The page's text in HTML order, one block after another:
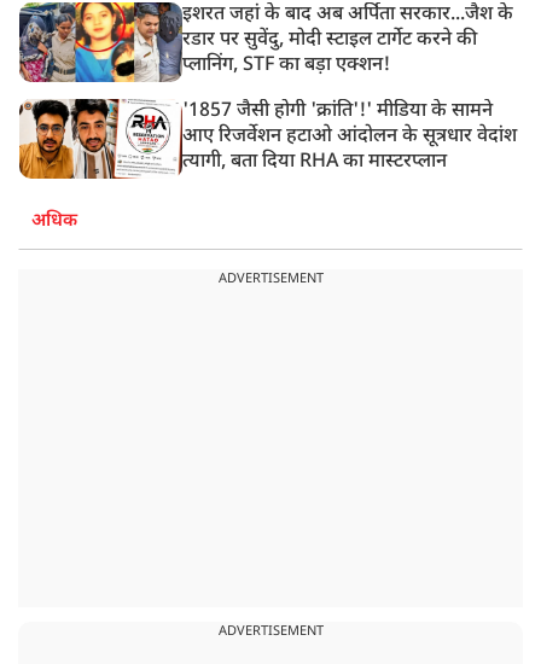
इशरत जहां के बाद अब अर्पिता सरकार...जैश के
रडार पर सुवेंदु, मोदी स्टाइल टार्गेट करने की
प्लानिंग, STF का बड़ा एक्शन!
'1857 जैसी होगी 'क्रांति'!' मीडिया के सामने
आए रिजर्वेशन हटाओ आंदोलन के सूत्रधार वेदांश
त्यागी, बता दिया RHA का मास्टरप्लान
अधिक
ADVERTISEMENT
ADVERTISEMENT